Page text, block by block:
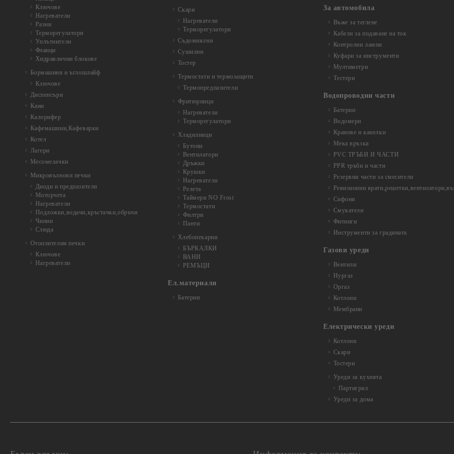
Ключове
Нагреватели
Разни
Терморегулатори
Уплътнители
Фланци
Хидравлични блокове
Бормашини и ъглошлайф
Ключове
Диспенсъри
Кани
Калорифер
Кафемашини,Кафеварки
Котел
Лагери
Месомелачки
Микровълнови печки
Диоди и предпазители
Моторчета
Нагреватели
Подложки,водачи,кръстачки,обръчи
Чинии
Слюда
Отоплителни печки
Ключове
Нагреватели
Скари
Нагреватели
Терморегулатори
Съдомиялни
Сушилни
Тостер
Термостати и термозащити
Термопредпазители
Фритюрници
Нагреватели
Терморегулатори
Хладилници
Бутони
Вентилатори
Дръжки
Крушки
Нагреватели
Релета
Таймери NO Frost
Термостати
Филтри
Панти
Хлебопекарни
БЪРКАЛКИ
ВАНИ
РЕМЪЦИ
Ел.материали
Батерии
За автомобила
Въже за теглене
Кабели за подаване на ток
Контролни лампи
Куфари за инструменти
Мултиметри
Тестери
Водопроводни части
Батерии
Водомери
Кранове и канелки
Мека връзка
PVC ТРЪБИ И ЧАСТИ
PPR тръби и части
Резервни части за смесители
Ревизионни
Сифони
Смукатели
Фитинги
Инструменти за градината
Газови уреди
Вентили
Нургаз
Оргаз
Котлони
Мембрани
Електрически уреди
Котлони
Скари
Тостери
Уреди за кухнята
Партигрил
Уреди за дома